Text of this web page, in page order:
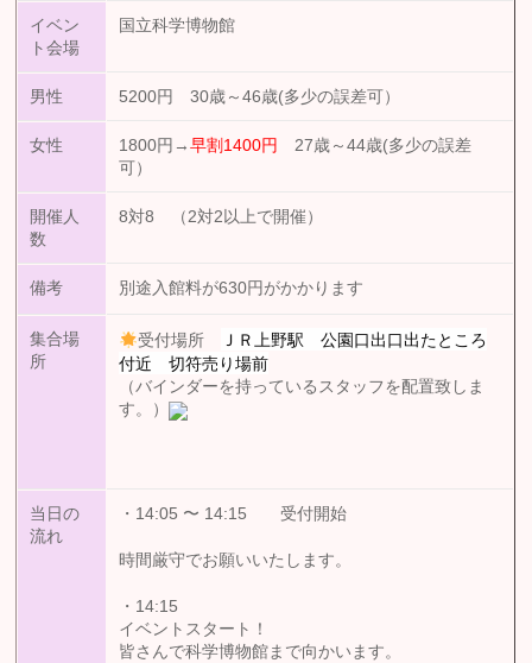
イベン
ト会場
国立科学博物館
男性 5200円 30歳～46歳(多少の誤差可）
女性 1800円→早割1400円
27歳～44歳(多少の誤差
可）
開催人
数
8対8 （2対2以上で開催）
備考 別途入館料が630円がかかります
集合場
所
受付場所
ＪＲ上野駅 公園口出口出たところ
付近 切符売り場前
（バインダーを持っているスタッフを配置致しま
す。）
当日の
流れ
・ 14:05 〜 14:15受付開始
時間厳守でお願いいたします。
・14:15
イベントスタート！
皆さんで科学博物館まで向かいます。